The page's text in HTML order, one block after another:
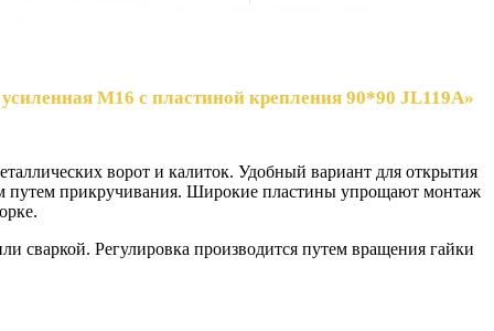
М16 с пластиной крепления 90*90 JL119A»
ворот и калиток. Удобный вариант для открытия
путем прикручивания. Широкие пластины упрощают монтаж
сваркой. Регулировка производится путем вращения гайки